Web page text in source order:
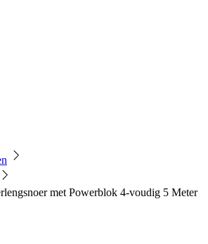
met Powerblok 4-voudig 5 Meter